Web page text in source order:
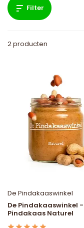
Filter
2 producten
De Pindakaaswinkel
De Pindakaaswinkel -
Pindakaas Naturel